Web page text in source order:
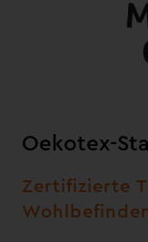
Oekotex-
Zertifizierte